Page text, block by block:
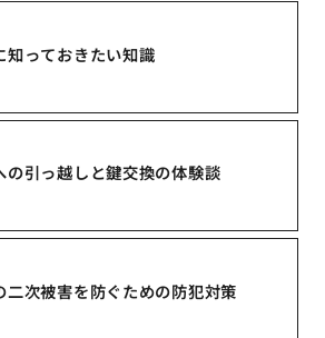
知っておきたい知識
の引っ越しと鍵交換の体験談
二次被害を防ぐための防犯対策